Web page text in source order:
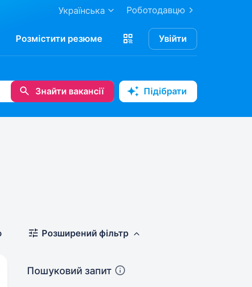
Роботодавцю
Українська
Розмістити резюме Увійти
Знайти вакансії Підібрати
Розширений фільтр
Пошуковий запит